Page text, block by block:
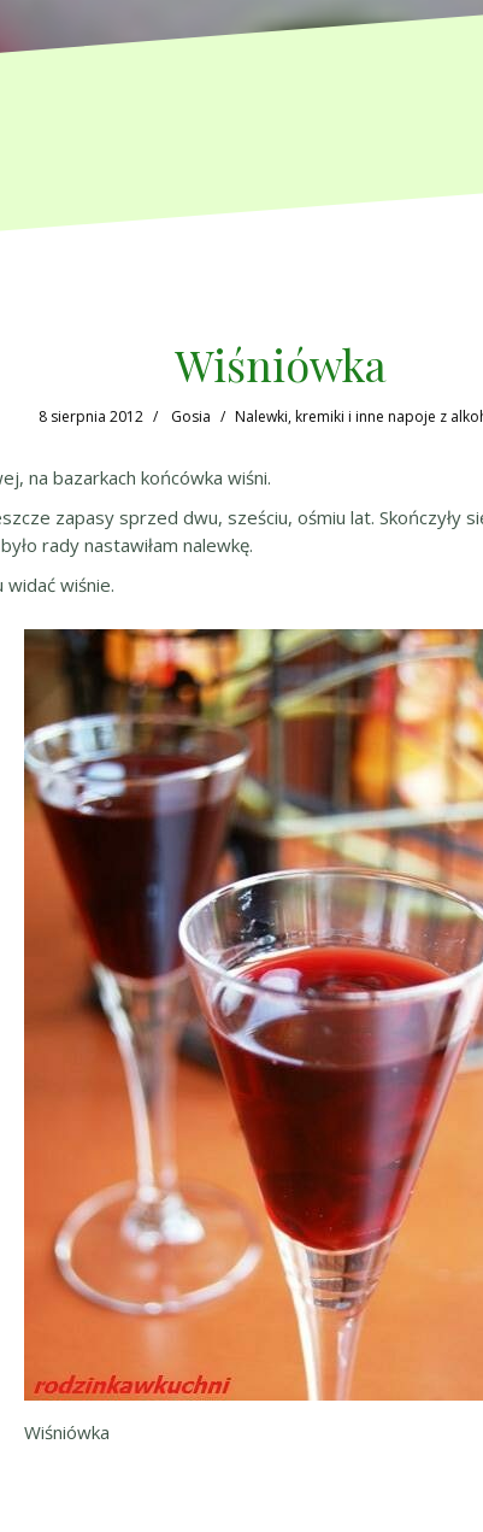
Wiśniówka
8 sierpnia 2012 Gosia Nalewki, kremiki i inne napoje z
na bazarkach końcówka wiśni.
zapasy sprzed dwu, sześciu, ośmiu lat. Skończyły
rady nastawiłam nalewkę.
wiśnie.
Wiśniówka